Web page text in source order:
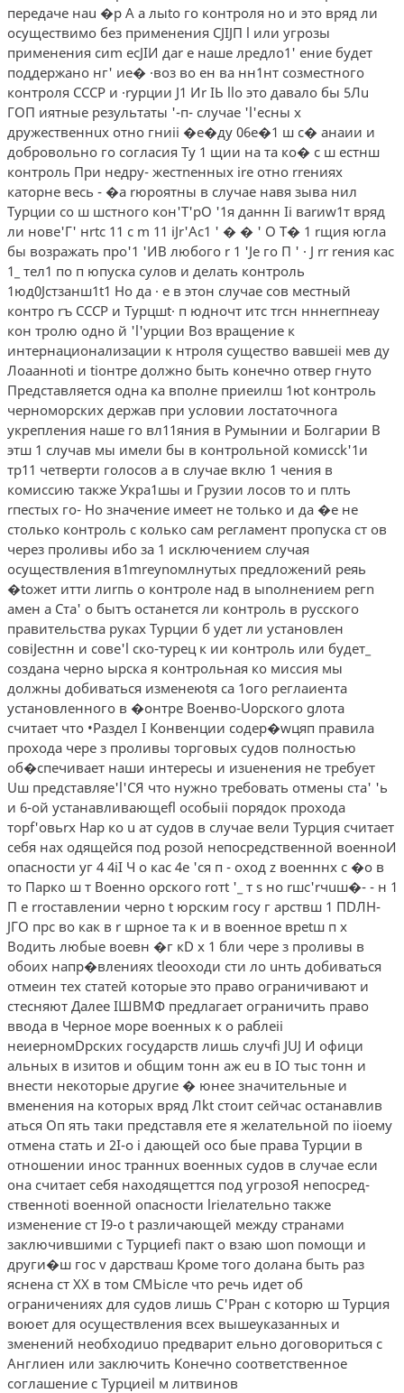
передаче наu �р А а лыtо­ го контроля но и это вряд ли
осуществимо без применения CJIJП l или угрозы
применения сиm ecJIИ даr е наше лредло1' ение будет
поддержано нг' ие� ·воз во ен ва нн1нт созместного
контроля СССР и ·rурции J1 Иr IЬ llo это давало бы 5Лu
ГОП иятные результаты '-п- случае 'l'есны х
дружественнuх отно гниii �е�ду 06е�1 ш с� анаии и
добровольно­ го согласия Ту 1 щии на та ко� с ш естнш
контроль При недру- жестnенных ire отно rrениях
каторне весь - �а rюроятны в случае навя зыва нил
Турции со ш шстного кон'Т'рО '1я даннн Ii ваrиw1т вряд
ли нове'Г' нrtc 11 c m 11 iJr'Ac1 ' � � ' О Т� 1 rщия югла
бы возражать про'1 'ИВ любого r 1 'Je го П ' · J rr rения кас
1_ тел1 по п юпуска сулов и делать контроль
1юд0Jстзанш1t1 Но да · е в этон случае сов­ местный
контро rъ СССР и Турцшt· п юдночт итс тrсн нннеrпнеау
кон­ тролю одно й 'l'урции Воз вращение к
интернационализации к нтроля существо­ вавшеii мев ду
Лоаанноti и tiонтре должно быть конечно отвер­ гнуто
Представляется одна ка вполне приеилш 1юt контроль
черноморских держав при условии лостаточнога
укрепления наше­ го вл11яния в Румынии и Болгарии В
этш 1 случав мы имели бы в контрольной комиссk'1и
тр11 четверти голосов а в случае вклю­ 1 чения в
комиссию также Укра1шы и Грузии лосов то и плть
rпестых го- Но значение имеет не только и да �е не
столько контроль с колько сам регламент пропуска ст ов
через проливы ибо за 1 исключением случая
осуществления в1mrеуnомлнутых предложений реяь
�tожет итти лиrпь о контроле над в ыnолнением регn
амен а Ста' о бытъ останется ли контроль в русского
правительства руках Турции б удет ли установлен
совiJестнн и сове'l ско-турец­ к ии контроль или будет_
создана черно ырска я контрольная ко­ миссия мы
должны добиваться изменеюtя са 1ого реглаиента
установленного в �онтре Военво-Uорского gлота
считает что •Раздел I Конвенции содер�wцяп правила
прохода чере з проливы торговых судов полностью
об�спечивает наши интересы и изuенения не требует
Uш представляе'l'СЯ что нужно требовать отмены ста' 'ь
и 6-ой устанавливающеfl особыii порядок прохода
торf'овьrх Нар ко u ат судов в случае вели Турция считает
себя нах одящейся под розой непосредственной военноИ
опасности уг­ 4 4iI Ч о кас 4е 'ся п - оход z военннх с �о в
то Парко ш т Военно орского roтt '_ т s но rшс'rчuш�- - н 1
П е rrоставлении черно­ t юрским госу г арствш 1 ПDЛН-
JГО прс во как в r шрное та к и в военное вреtш п х
Водить любые воевн �г кD х 1 бли чере з проливы в
обоих напр�влениях tlеооходи сти ло uнть добиваться
отмеин тех статей которые это право ограничивают и
стесняют Далее IШВМФ предлагает ограничить право
ввода в Черное море военных к о раблеii
неиерномDрских государств лишь cлyчfi JUJ И офици
альных в изитов и общим тонн аж еu в IO тыс тонн и
внести некоторые другие � юнее значительные и
вменения на которых вряд Лkt стоит сейчас останавлив
аться Оп ять таки представля­ ете я желательной по iioeмy
отмена стать и 2I-o i дающей осо­ бые права Турции в
отношении инос траннuх военных судов в случае если
она считает себя находящеттся под угрозоЯ непосред­
ственноti военной опасности lriелательно также
изменение cт I9-o t различающей между странами
заключившими с Турциеfi пакт о взаю шоn помощи и
други�ш гос v дарстваш Кроме того долана быть раз
яснена ст ХХ в том СМЬiсле что речь идет об
ограничениях для судов лишь С'Рран с которю ш Турция
воюет для осуществления всех вышеуказанных и
зменений необходиuо предварит ельно договориться с
Англиен или заключить Конечно соответственное
соглашение с Турциеil м литвинов